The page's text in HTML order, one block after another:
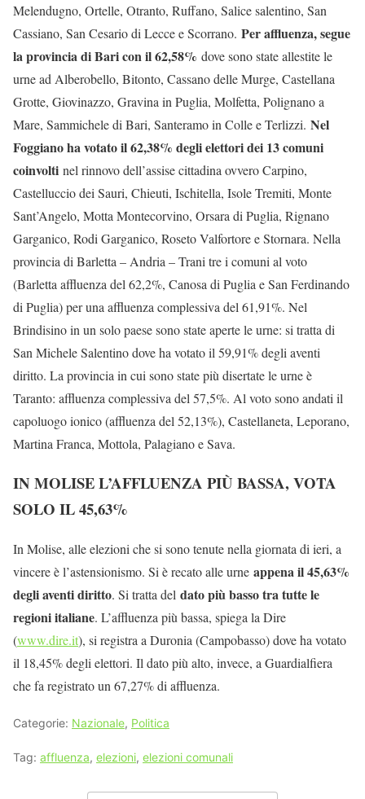
Melendugno, Ortelle, Otranto, Ruffano, Salice salentino, San
Cassiano, San Cesario di Lecce e Scorrano. Per affluenza, segue
la provincia di Bari con il 62,58% dove sono state allestite le
urne ad Alberobello, Bitonto, Cassano delle Murge, Castellana
Grotte, Giovinazzo, Gravina in Puglia, Molfetta, Polignano a
Mare, Sammichele di Bari, Santeramo in Colle e Terlizzi. Nel
Foggiano ha votato il 62,38% degli elettori dei 13 comuni
coinvolti nel rinnovo dell’assise cittadina ovvero Carpino,
Castelluccio dei Sauri, Chieuti, Ischitella, Isole Tremiti, Monte
Sant’Angelo, Motta Montecorvino, Orsara di Puglia, Rignano
Garganico, Rodi Garganico, Roseto Valfortore e Stornara. Nella
provincia di Barletta – Andria – Trani tre i comuni al voto
(Barletta affluenza del 62,2%, Canosa di Puglia e San Ferdinando
di Puglia) per una affluenza complessiva del 61,91%. Nel
Brindisino in un solo paese sono state aperte le urne: si tratta di
San Michele Salentino dove ha votato il 59,91% degli aventi
diritto. La provincia in cui sono state più disertate le urne è
Taranto: affluenza complessiva del 57,5%. Al voto sono andati il
capoluogo ionico (affluenza del 52,13%), Castellaneta, Leporano,
Martina Franca, Mottola, Palagiano e Sava.
IN MOLISE L’AFFLUENZA PIÙ BASSA, VOTA
SOLO IL 45,63%
In Molise, alle elezioni che si sono tenute nella giornata di ieri, a
vincere è l’astensionismo. Si è recato alle urne appena il 45,63%
degli aventi diritto. Si tratta del dato più basso tra tutte le
regioni italiane. L’affluenza più bassa, spiega la Dire
(www.dire.it), si registra a Duronia (Campobasso) dove ha votato
il 18,45% degli elettori. Il dato più alto, invece, a Guardialfiera
che fa registrato un 67,27% di affluenza.
Categorie: Nazionale, Politica
Tag: affluenza, elezioni, elezioni comunali